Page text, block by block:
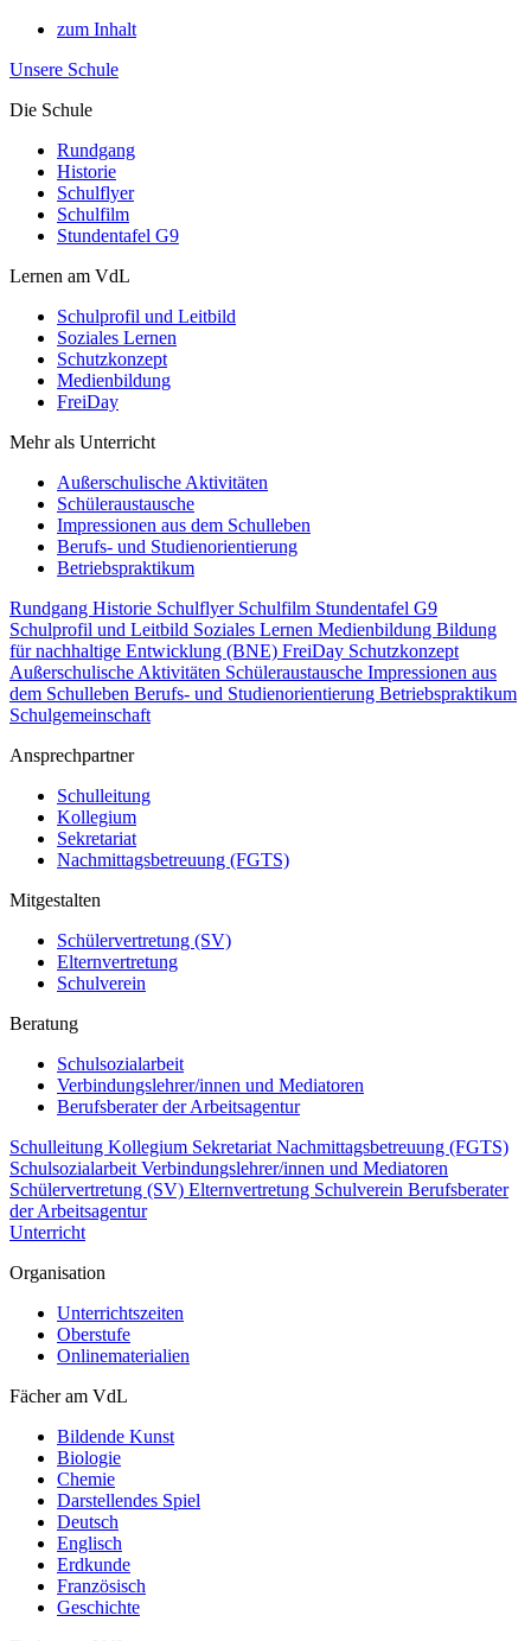
zum Inhalt
Unsere Schule
Die Schule
Rundgang
Historie
Schulflyer
Schulfilm
Stundentafel G9
Lernen am VdL
Schulprofil und Leitbild
Soziales Lernen
Schutzkonzept
Medienbildung
FreiDay
Mehr als Unterricht
Außerschulische Aktivitäten
Schüleraustausche
Impressionen aus dem Schulleben
Berufs- und Studienorientierung
Betriebspraktikum
Rundgang Historie Schulflyer Schulfilm Stundentafel G9
Schulprofil und Leitbild Soziales Lernen Medienbildung Bildung
für nachhaltige Entwicklung (BNE) FreiDay Schutzkonzept
Außerschulische Aktivitäten Schüleraustausche Impressionen aus
dem Schulleben Berufs- und Studienorientierung Betriebspraktikum
Schulgemeinschaft
Ansprechpartner
Schulleitung
Kollegium
Sekretariat
Nachmittagsbetreuung (FGTS)
Mitgestalten
Schülervertretung (SV)
Elternvertretung
Schulverein
Beratung
Schulsozialarbeit
Verbindungslehrer/innen und Mediatoren
Berufsberater der Arbeitsagentur
Schulleitung Kollegium Sekretariat Nachmittagsbetreuung (FGTS)
Schulsozialarbeit Verbindungslehrer/innen und Mediatoren
Schülervertretung (SV) Elternvertretung Schulverein Berufsberater
der Arbeitsagentur
Unterricht
Organisation
Unterrichtszeiten
Oberstufe
Onlinematerialien
Fächer am VdL
Bildende Kunst
Biologie
Chemie
Darstellendes Spiel
Deutsch
Englisch
Erdkunde
Französisch
Geschichte